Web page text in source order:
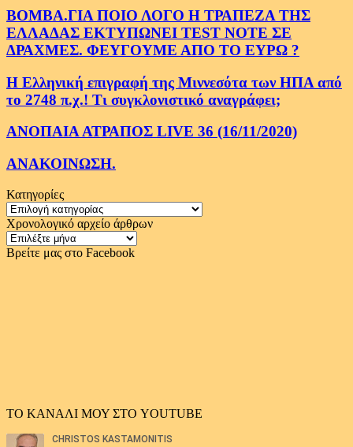
ΒΟΜΒΑ.ΓΙΑ ΠΟΙΟ ΛΟΓΟ Η ΤΡΑΠΕΖΑ ΤΗΣ
ΕΛΛΑΔΑΣ ΕΚΤΥΠΩΝΕΙ TEST NOTE ΣΕ
ΔΡΑΧΜΕΣ. ΦΕΥΓΟΥΜΕ ΑΠΟ ΤΟ ΕΥΡΩ ?
Η Ελληνική επιγραφή της Μιννεσότα των ΗΠΑ από
το 2748 π.χ.! Τι συγκλονιστικό αναγράφει;
ΑΝΟΠΑΙΑ ΑΤΡΑΠΟΣ LIVE 36 (16/11/2020)
ΑΝΑΚΟΙΝΩΣΗ.
Κατηγορίες
Κατηγορίες
Χρονολογικό αρχείο άρθρων
Χρονολογικό
αρχείο
Βρείτε μας στο Facebook
ΤΟ ΚΑΝΑΛΙ ΜΟΥ ΣΤΟ YOUTUBE